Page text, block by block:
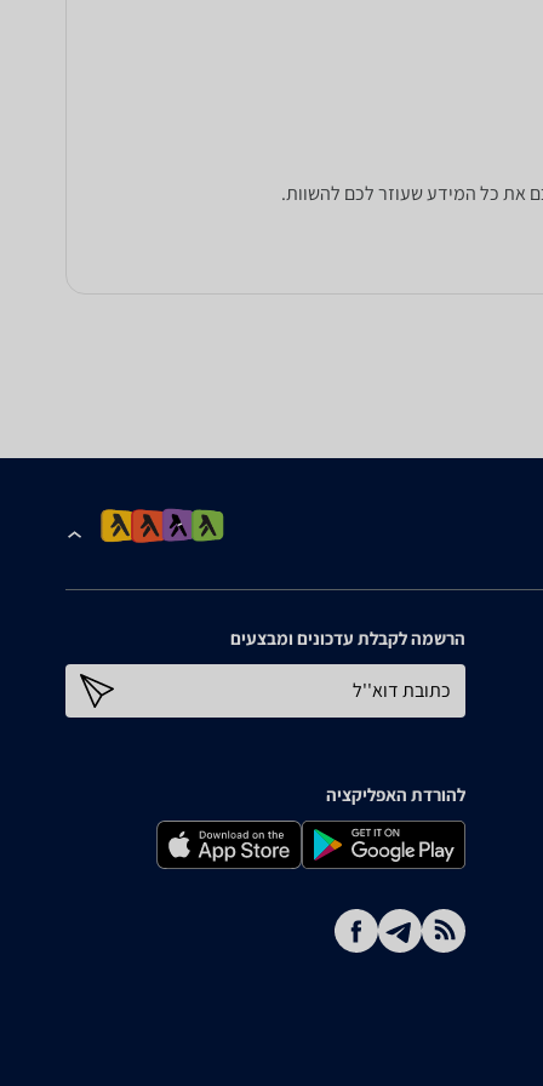
הרשמה לקבלת עדכונים ומבצעים
כתובת דוא''ל
להורדת האפליקציה